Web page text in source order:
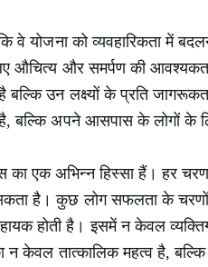
वे योजना को व्यवहारिकता में
औचित्य और समर्पण की
उन लक्ष्यों के प्रति
बल्कि अपने आसपास के लोगों के
एक अभिन्न हिस्सा हैं। हर
है। कुछ लोग सफलता के चरणों
होती है। इसमें न केवल
केवल तात्कालिक महत्व है, बल्कि